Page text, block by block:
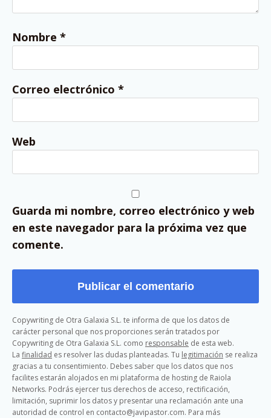
Nombre *
Correo electrónico *
Web
Guarda mi nombre, correo electrónico y web
en este navegador para la próxima vez que
comente.
Copywriting de Otra Galaxia S.L. te informa de que los datos de
carácter personal que nos proporciones serán tratados por
Copywriting de Otra Galaxia S.L. como responsable de esta web.
La finalidad es resolver las dudas planteadas. Tu legitimación se realiza
gracias a tu consentimiento. Debes saber que los datos que nos
facilites estarán alojados en mi plataforma de hosting de Raiola
Networks. Podrás ejercer tus derechos de acceso, rectificación,
limitación, suprimir los datos y presentar una reclamación ante una
autoridad de control en contacto@javipastor.com. Para más